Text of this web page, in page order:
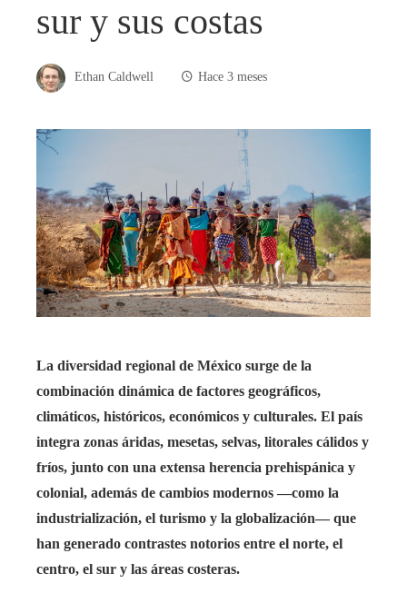
sur y sus costas
Ethan Caldwell Hace 3 meses
La diversidad regional de México surge de la
combinación dinámica de factores geográficos,
climáticos, históricos, económicos y culturales. El país
integra zonas áridas, mesetas, selvas, litorales cálidos y
fríos, junto con una extensa herencia prehispánica y
colonial, además de cambios modernos —como la
industrialización, el turismo y la globalización— que
han generado contrastes notorios entre el norte, el
centro, el sur y las áreas costeras.